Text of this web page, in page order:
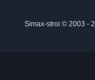
Simax-stroi © 2003